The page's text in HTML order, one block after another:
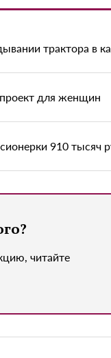
трактора в
для женщин
910 тысяч
читайте